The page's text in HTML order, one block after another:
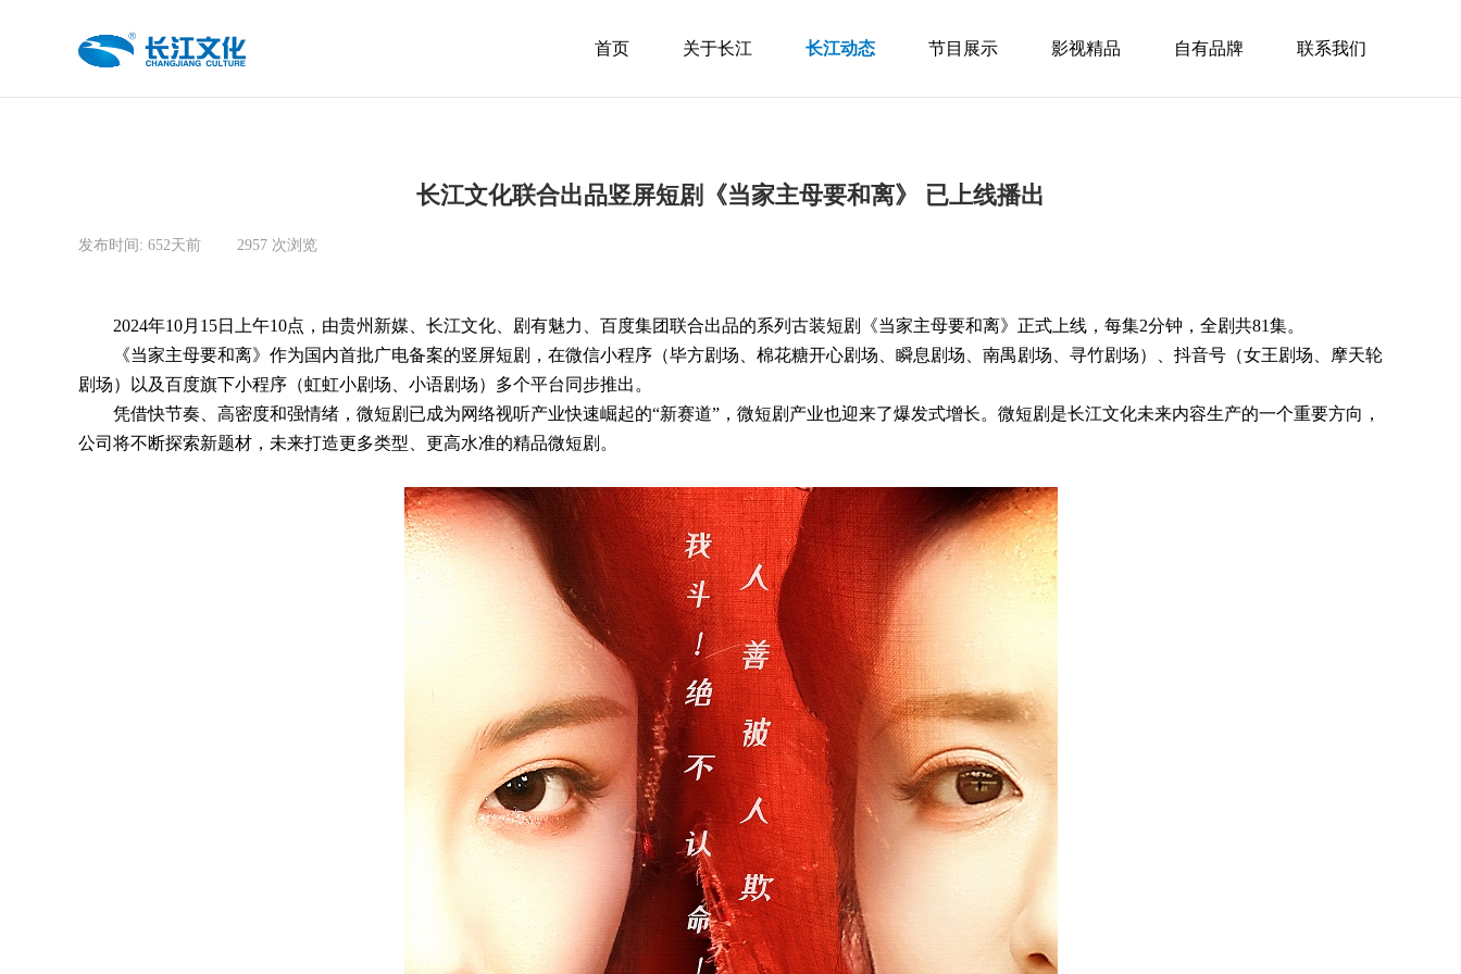
首页 关于长江 长江动态 节目展示 影视精品 自有品牌 联系我们
长江文化联合出品竖屏短剧《当家主母要和离》 已上线播出
发布时间: 652天前 2957 次浏览
2024年10月15日上午10点，由贵州新媒、长江文化、剧有魅力、百度集团联合出品的系列古装短剧《当家主母要和离》正式上线，每集2分钟，全剧共81集。
《当家主母要和离》作为国内首批广电备案的竖屏短剧，在微信小程序（毕方剧场、棉花糖开心剧场、瞬息剧场、南禺剧场、寻竹剧场）、抖音号（女王剧场、摩天轮
剧场）以及百度旗下小程序（虹虹小剧场、小语剧场）多个平台同步推出。
凭借快节奏、高密度和强情绪，微短剧已成为网络视听产业快速崛起的“新赛道”，微短剧产业也迎来了爆发式增长。微短剧是长江文化未来内容生产的一个重要方向，
公司将不断探索新题材，未来打造更多类型、更高水准的精品微短剧。